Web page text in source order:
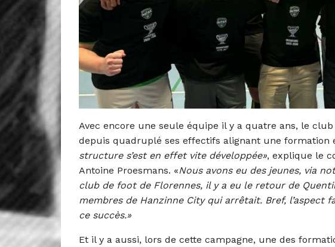
Avec encore une seule équipe il y a quatre ans, le
depuis quadruplé ses effectifs alignant une formation
structure s’est en effet vite développée», explique le
Antoine Proesmans. «Nous avons eu des jeunes, via
club de foot de Florennes, il y a eu le retour de
membres de Hanzinne City qui arrêtait. Bref, l’aspect
ce succès.»
Et il y a aussi, lors de cette campagne, une des